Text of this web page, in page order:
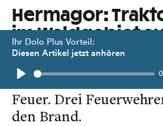
Ihr Dolo Plus Vorteil:
Diesen Artikel jetzt anhören
Play
Hermagor:
im Waldgebiet
Nach
Landmaschine auf
Feuer. Drei
den Brand.